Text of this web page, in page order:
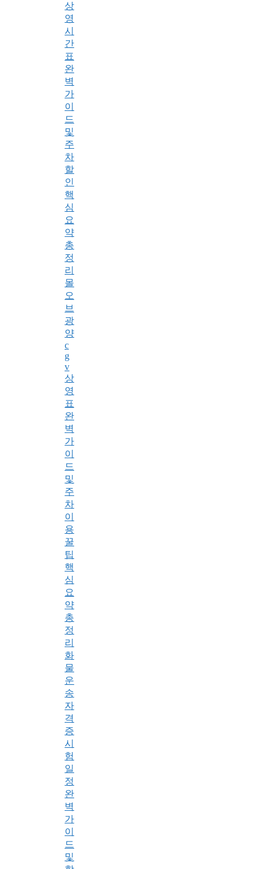
상
영
시
간
표
완
벽
가
이
드
및
주
차
할
인
핵
심
요
약
총
정
리
몰
오
브
광
양
c
g
v
상
영
표
완
벽
가
이
드
및
주
차
이
용
꿀
팁
핵
심
요
약
총
정
리
화
물
운
송
자
격
증
시
험
일
정
완
벽
가
이
드
및